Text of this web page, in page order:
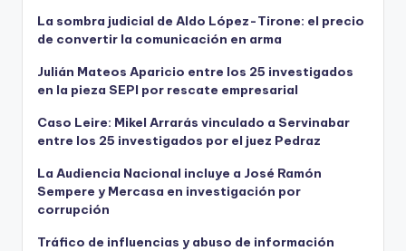
La sombra judicial de Aldo López-Tirone: el precio
de convertir la comunicación en arma
Julián Mateos Aparicio entre los 25 investigados
en la pieza SEPI por rescate empresarial
Caso Leire: Mikel Arrarás vinculado a Servinabar
entre los 25 investigados por el juez Pedraz
La Audiencia Nacional incluye a José Ramón
Sempere y Mercasa en investigación por
corrupción
Tráfico de influencias y abuso de información